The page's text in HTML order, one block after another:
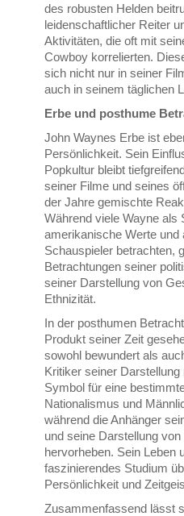
des robusten Helden
leidenschaftlicher Reiter
Aktivitäten, die oft mit
Cowboy korrelierten.
sich nicht nur in seiner
auch in seinem täglichen
Erbe und posthume
John Waynes Erbe ist
Persönlichkeit. Sein
Popkultur bleibt
seiner Filme und seines
der Jahre gemischte
Während viele Wayne als
amerikanische Werte und
Schauspieler betrachten,
Betrachtungen seiner
seiner Darstellung von
Ethnizität.
In der posthumen
Produkt seiner Zeit
sowohl bewundert als
Kritiker seiner Darstellung
Symbol für eine
Nationalismus und
während die Anhänger
und seine Darstellung
hervorheben. Sein Leben
faszinierendes Studium
Persönlichkeit und
Zusammenfassend lässt